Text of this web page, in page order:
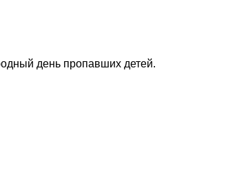
день пропавших детей.